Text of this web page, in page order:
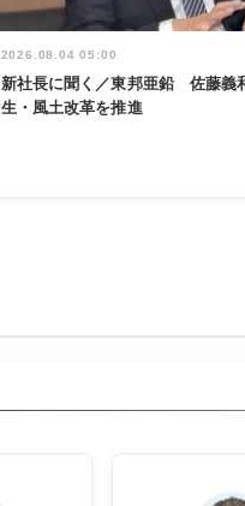
2026.08.04 05:00
新社長に聞く／東邦亜鉛 佐藤義
生・風土改革を推進